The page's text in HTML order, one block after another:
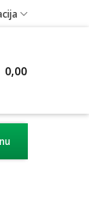
0,00